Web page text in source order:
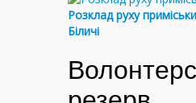
Розклад руху
Біличі